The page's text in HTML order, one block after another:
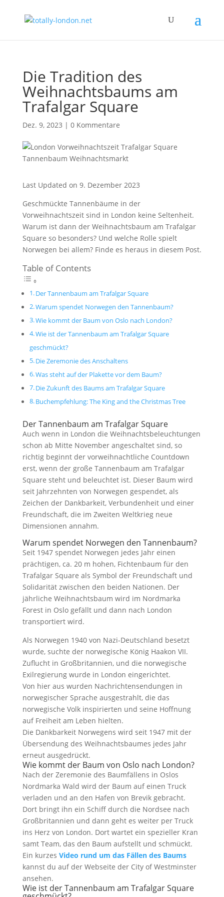
Die Tradition des
Weihnachtsbaums am
Trafalgar Square
Dez. 9, 2023 | 0 Kommentare
Last Updated on 9. Dezember 2023
Geschmückte Tannenbäume in der
Vorweihnachtszeit sind in London keine Seltenheit.
Warum ist dann der Weihnachtsbaum am Trafalgar
Square so besonders? Und welche Rolle spielt
Norwegen bei allem? Finde es heraus in diesem Post.
Table of Contents
Der Tannenbaum am Trafalgar Square
Warum spendet Norwegen den Tannenbaum?
Wie kommt der Baum von Oslo nach London?
Wie ist der Tannenbaum am Trafalgar Square
geschmückt?
Die Zeremonie des Anschaltens
Was steht auf der Plakette vor dem Baum?
Die Zukunft des Baums am Trafalgar Square
Buchempfehlung: The King and the Christmas Tree
Der Tannenbaum am Trafalgar Square
Auch wenn in London die Weihnachtsbeleuchtungen
schon ab Mitte November angeschaltet sind, so
richtig beginnt der vorweihnachtliche Countdown
erst, wenn der große Tannenbaum am Trafalgar
Square steht und beleuchtet ist. Dieser Baum wird
seit Jahrzehnten von Norwegen gespendet, als
Zeichen der Dankbarkeit, Verbundenheit und einer
Freundschaft, die im Zweiten Weltkrieg neue
Dimensionen annahm.
Warum spendet Norwegen den Tannenbaum?
Seit 1947 spendet Norwegen jedes Jahr einen
prächtigen, ca. 20 m hohen, Fichtenbaum für den
Trafalgar Square als Symbol der Freundschaft und
Solidarität zwischen den beiden Nationen. Der
jährliche Weihnachtsbaum wird im Nordmarka
Forest in Oslo gefällt und dann nach London
transportiert wird.
Als Norwegen 1940 von Nazi-Deutschland besetzt
wurde, suchte der norwegische König Haakon VII.
Zuflucht in Großbritannien, und die norwegische
Exilregierung wurde in London eingerichtet.
Von hier aus wurden Nachrichtensendungen in
norwegischer Sprache ausgestrahlt, die das
norwegische Volk inspirierten und seine Hoffnung
auf Freiheit am Leben hielten.
Die Dankbarkeit Norwegens wird seit 1947 mit der
Übersendung des Weihnachtsbaumes jedes Jahr
erneut ausgedrückt.
Wie kommt der Baum von Oslo nach London?
Nach der Zeremonie des Baumfällens in Oslos
Nordmarka Wald wird der Baum auf einen Truck
verladen und an den Hafen von Brevik gebracht.
Dort bringt ihn ein Schiff durch die Nordsee nach
Großbritannien und dann geht es weiter per Truck
ins Herz von London. Dort wartet ein spezieller Kran
samt Team, das den Baum aufstellt und schmückt.
Ein kurzes Video rund um das Fällen des Baums
kannst du auf der Webseite der City of Westminster
ansehen.
Wie ist der Tannenbaum am Trafalgar Square